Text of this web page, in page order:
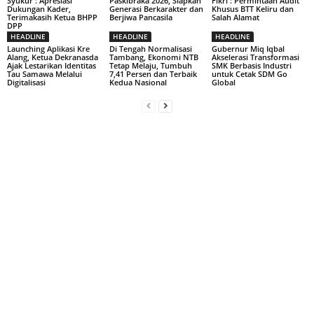
Dukungan Kader,
Terimakasih Ketua BHPP
DPP
Generasi Berkarakter dan
Berjiwa Pancasila
Khusus BTT Keliru dan
Salah Alamat
HEADLINE
Launching Aplikasi Kre
Alang, Ketua Dekranasda
Ajak Lestarikan Identitas
Tau Samawa Melalui
Digitalisasi
HEADLINE
Di Tengah Normalisasi
Tambang, Ekonomi NTB
Tetap Melaju, Tumbuh
7,41 Persen dan Terbaik
Kedua Nasional
HEADLINE
Gubernur Miq Iqbal
Akselerasi Transformasi
SMK Berbasis Industri
untuk Cetak SDM Go
Global